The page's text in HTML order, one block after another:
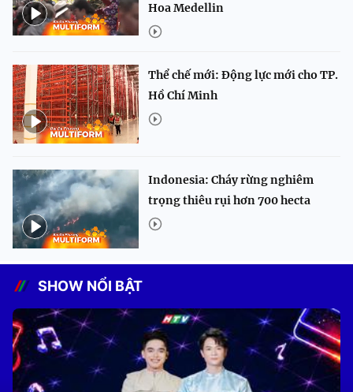
Hoa Medellin
Thể chế mới: Động lực mới cho TP.
Hồ Chí Minh
Indonesia: Cháy rừng nghiêm
trọng thiêu rụi hơn 700 hecta
SHOW NỔI BẬT